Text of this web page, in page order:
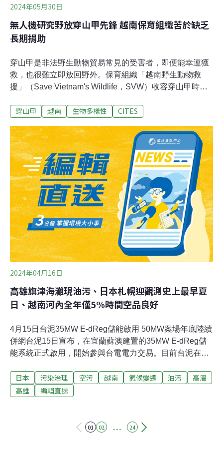
2024年05月30日
無人機研究野放穿山甲先鋒 越南保育組織苦於缺乏
長期捐助
穿山甲是非法野生動物貿易常見的受害者，即便能幸運獲
救，也很難立即放回野外。保育組織「越南野生動物救
援」（Save Vietnam's Wildlife，SVW）收容穿山甲時，
行為與健康狀態、確保能適應野外生活後，才讓牠們回歸
私犯罪的證據，等救傷及復健完畢，確定可以野放後，
SVW會在牠們的鱗片安裝上小型發報器，以便日後追蹤。
穿山甲是夜行性動物，生性害羞，居住在茂密的森林裡，
還會在地下挖洞。外界對牠們所知有限，安裝發報器除了
可瞭解穿山甲的習性外，也能幫助改善野放過程。雨林與
濕地徒步追蹤全球共有八種穿山甲，四種在非洲、四種在
亞洲。非法野生動物貿易對牠們的生存造成嚴重威脅。在
中國與非洲的傳統醫學中，穿山甲的鱗片可治療疾病，血
液可以滋補。在亞洲，穿山甲肉還能作成佳餚。棲地流失
是另一大威脅。新加坡萬態保
穿山甲 越南 生物多樣性 CITES
2024年04月16日
高雄旗津海灘現油污、日本札幌迎觀測史上最早夏
日、越南河內全年僅5%時間空品良好
4月15日台泥35MW E-dReg儲能啟用 50MW案場年底陸續
併網台泥15日宣布，在宜蘭蘇澳建置的35MW E-dReg儲
能系統正式啟用，開始參與台電電力交易。目前台泥在E-
（2024）年底前還有50MW儲能案場將分二期陸續併網。
（中央社報導）嘉市探索體驗教育園區 砍楊桃樹設露營區
近日卻傳為蓋露營區要砍除大批老楊桃樹，惹來爭議，民
日本 污染治理 空污 越南 氣候變遷 油污
高溫
高雄
編輯直送
01 02 ...... 24